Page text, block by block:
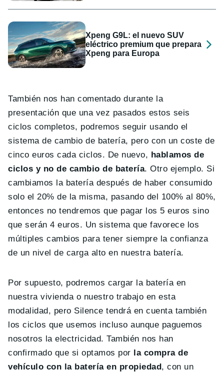
Xpeng G9L: el nuevo SUV
eléctrico premium que prepara
Xpeng para Europa
También nos han comentado durante la
presentación que una vez pasados estos seis
ciclos completos, podremos seguir usando el
sistema de cambio de batería, pero con un coste de
cinco euros cada ciclos. De nuevo, hablamos de
ciclos y no de cambio de batería. Otro ejemplo. Si
cambiamos la batería después de haber consumido
solo el 20% de la misma, pasando del 100% al 80%,
entonces no tendremos que pagar los 5 euros sino
que serán 4 euros. Un sistema que favorece los
múltiples cambios para tener siempre la confianza
de un nivel de carga alto en nuestra batería.
Por supuesto, podremos cargar la batería en
nuestra vivienda o nuestro trabajo en esta
modalidad, pero Silence tendrá en cuenta también
los ciclos que usemos incluso aunque paguemos
nosotros la electricidad. También nos han
confirmado que si optamos por la compra de
vehículo con la batería en propiedad, con un